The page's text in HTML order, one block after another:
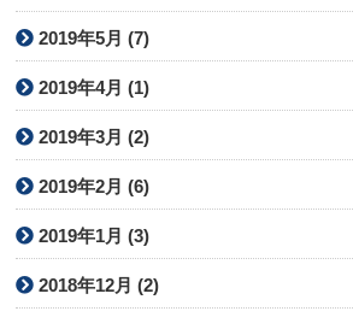
2019年5月 (7)
2019年4月 (1)
2019年3月 (2)
2019年2月 (6)
2019年1月 (3)
2018年12月 (2)